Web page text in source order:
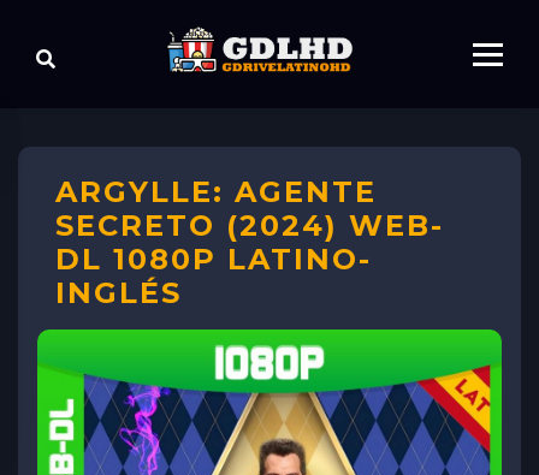
ARGYLLE: AGENTE
SECRETO (2024) WEB-
DL 1080P LATINO-
INGLÉS